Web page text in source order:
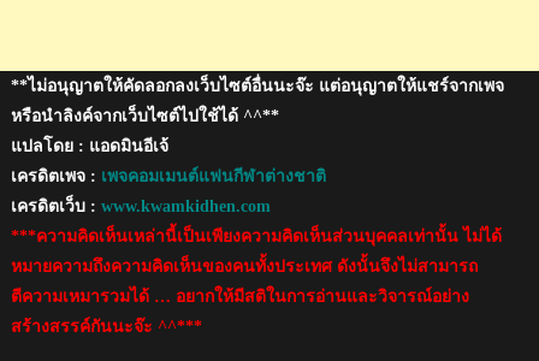
เลือก
**ไม่อนุญาตให้คัดลอกลงเว็บไซต์อื่นนะจ๊ะ แต่อนุญาตให้แชร์จากเพจ
หรือนำลิงค์จากเว็บไซต์ไปใช้ได้ ^^**
แปลโดย : แอดมินอีเจ้
เครดิตเพจ : เพจคอมเมนต์แฟนกีฬาต่างชาติ
เครดิตเว็บ : www.kwamkidhen.com
***ความคิดเห็นเหล่านี้เป็นเพียงความคิดเห็นส่วนบุคคลเท่านั้น ไม่ได้
หมายความถึงความคิดเห็นของคนทั้งประเทศ ดังนั้นจึงไม่สามารถ
ตีความเหมารวมได้ … อยากให้มีสติในการอ่านและวิจารณ์อย่าง
สร้างสรรค์กันนะจ๊ะ ^^***